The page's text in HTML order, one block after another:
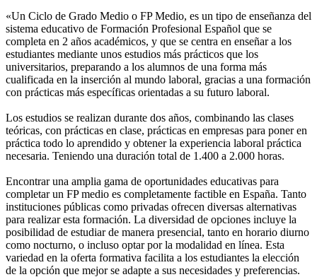
«Un Ciclo de Grado Medio o FP Medio, es un tipo de enseñanza del
sistema educativo de Formación Profesional Español que se
completa en 2 años académicos, y que se centra en enseñar a los
estudiantes mediante unos estudios más prácticos que los
universitarios, preparando a los alumnos de una forma más
cualificada en la inserción al mundo laboral, gracias a una formación
con prácticas más específicas orientadas a su futuro laboral.
Los estudios se realizan durante dos años, combinando las clases
teóricas, con prácticas en clase, prácticas en empresas para poner en
práctica todo lo aprendido y obtener la experiencia laboral práctica
necesaria. Teniendo una duración total de 1.400 a 2.000 horas.
Encontrar una amplia gama de oportunidades educativas para
completar un FP medio es completamente factible en España. Tanto
instituciones públicas como privadas ofrecen diversas alternativas
para realizar esta formación. La diversidad de opciones incluye la
posibilidad de estudiar de manera presencial, tanto en horario diurno
como nocturno, o incluso optar por la modalidad en línea. Esta
variedad en la oferta formativa facilita a los estudiantes la elección
de la opción que mejor se adapte a sus necesidades y preferencias.